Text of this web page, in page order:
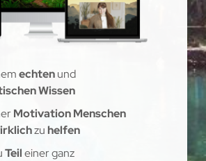
echtenund
Wissen
Motivation Menschen
zuhelfen
Teileiner ganz